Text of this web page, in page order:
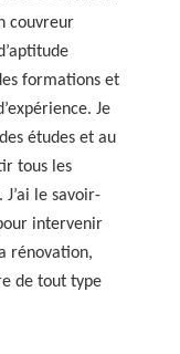
couvreur
formations et
Je
études et au
tous les
le savoir-
intervenir
rénovation,
de tout type